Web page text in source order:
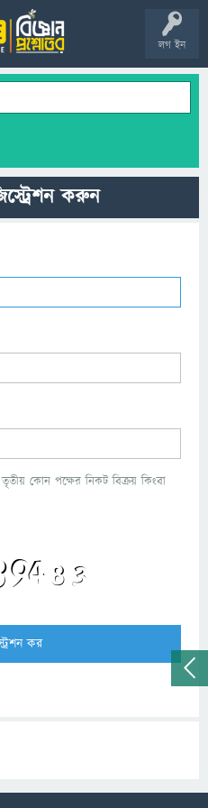
লগ ইন
করুন
কোন পক্ষের নিকট বিক্রয় কিংবা